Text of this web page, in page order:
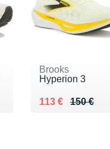
Brooks
Hyperion 3
150 €
Au lieu de 150 €
113 €
Vendu 113 €